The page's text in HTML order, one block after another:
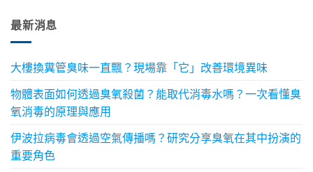
最新消息
大樓換糞管臭味一直飄？現場靠「它」改善環境異味
物體表面如何透過臭氧殺菌？能取代消毒水嗎？一次看懂臭
氧消毒的原理與應用
伊波拉病毒會透過空氣傳播嗎？研究分享臭氧在其中扮演的
重要角色